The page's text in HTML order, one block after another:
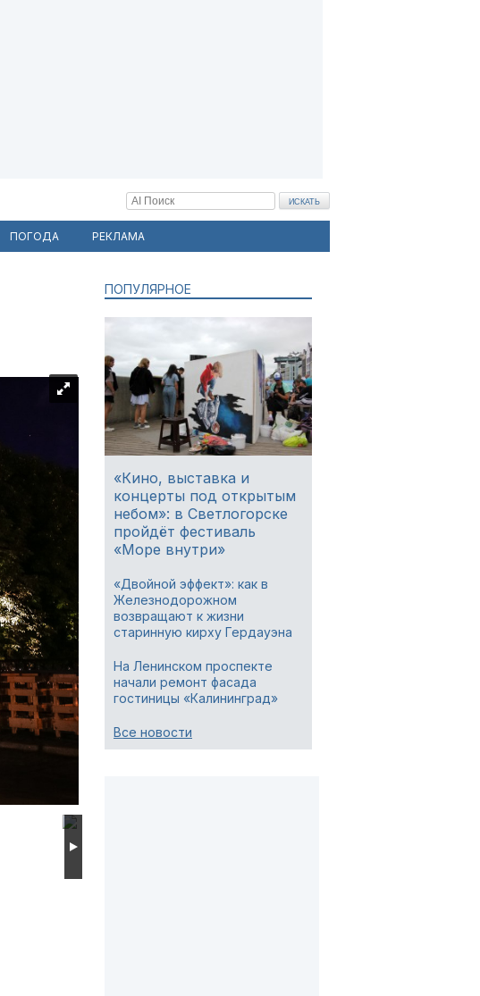
ПОГОДА РЕКЛАМА
ПОПУЛЯРНОЕ
«Кино, выставка и
концерты под открытым
небом»: в Светлогорске
пройдёт фестиваль
«Море внутри»
«Двойной эффект»: как в
Железнодорожном
возвращают к жизни
старинную кирху Гердауэна
На Ленинском проспекте
начали ремонт фасада
гостиницы «Калининград»
Все новости